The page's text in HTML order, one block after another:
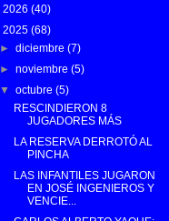
2026 (40)
2025 (68)
►diciembre(7)
►noviembre(5)
▼octubre(5)
RESCINDIERON 8
JUGADORES MÁS
LA RESERVA DERROTÓ AL
PINCHA
LAS INFANTILES JUGARON
EN JOSÉ INGENIEROS Y
VENCIE...